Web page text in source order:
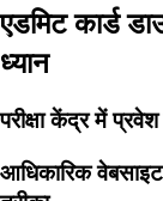
एडमिट कार्ड
ध्यान
परीक्षा केंद्र में
आधिकारिक